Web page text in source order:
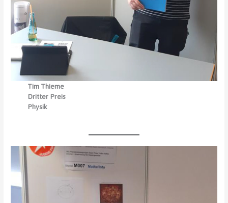
Tim Thieme
Dritter Preis
Physik